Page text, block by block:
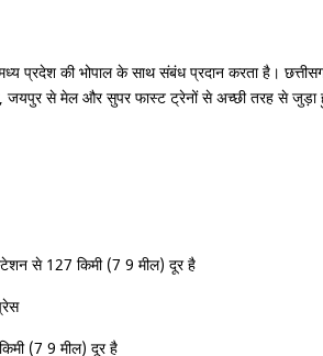
की भोपाल के साथ संबंध प्रदान करता है।
जयपुर से मेल और सुपर फास्ट ट्रेनों से अच्छी तरह से
से 127 किमी (7 9 मील) दूर है
(7 9 मील) दूर है